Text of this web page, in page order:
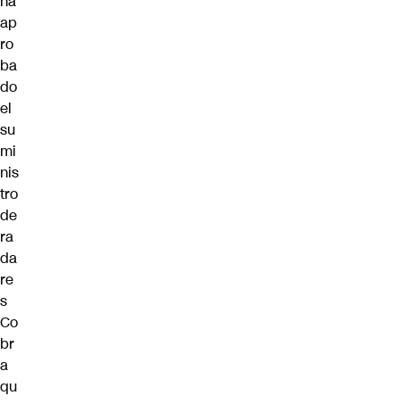
ap
ro
ba
do
el
su
mi
nis
tro
de
ra
da
re
s
Co
br
a
qu